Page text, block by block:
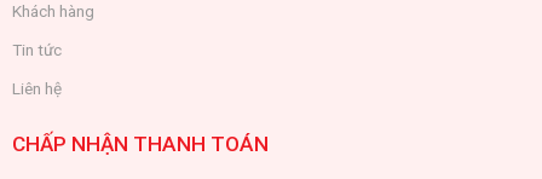
Khách hàng
Tin tức
Liên hệ
CHẤP NHẬN THANH TOÁN